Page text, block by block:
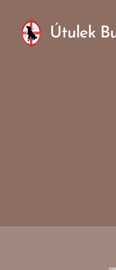
Útulek